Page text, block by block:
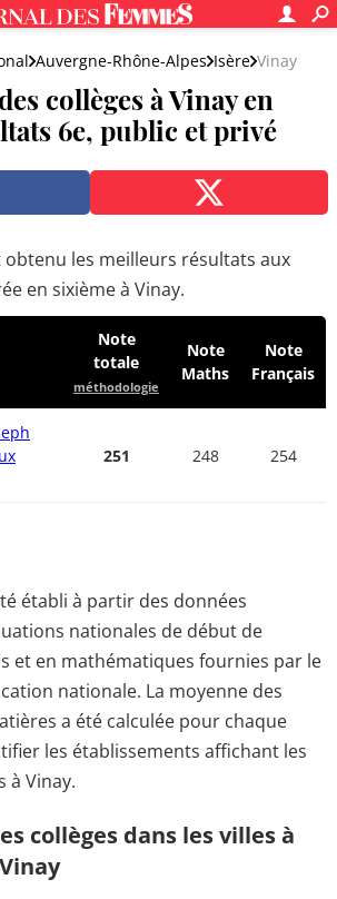
Auvergne-Rhône-Alpes Isère Vinay
collèges à Vinay en
6e, public et privé
obtenu les meilleurs résultats aux
en sixième à Vinay.
Note
totale
méthodologie
Note
Maths
Note
Français
251 248 254
établi à partir des données
nationales de début de
et en mathématiques fournies par le
nationale. La moyenne des
a été calculée pour chaque
les établissements affichant les
à Vinay.
collèges dans les villes à